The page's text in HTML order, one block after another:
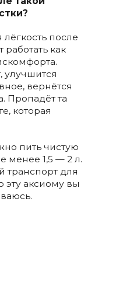
после
как
улучшится
вернётся
Пропадёт та
которая
пить чистую
менее 1,5 — 2 л.
транспорт для
эту аксиому вы